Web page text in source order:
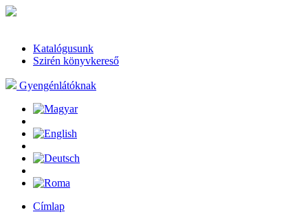
Katalógusunk
Szirén könyvkereső
Gyengénlátóknak
Címlap